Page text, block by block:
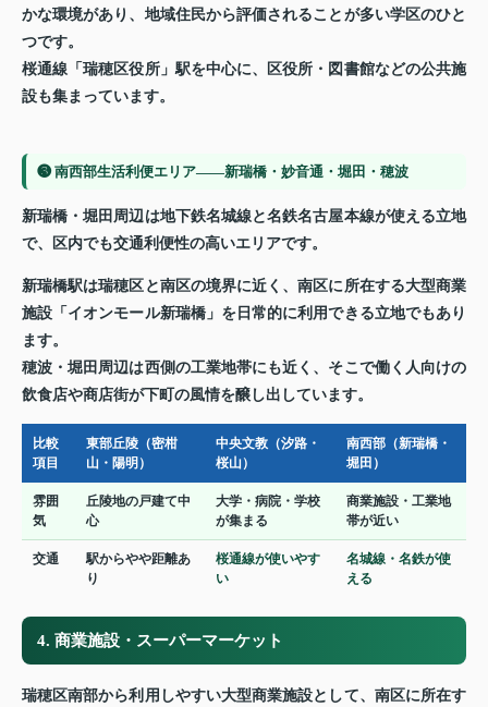
かな環境があり、地域住民から評価されることが多い学区のひと
つです。
桜通線「瑞穂区役所」駅を中心に、区役所・図書館などの公共施
設も集まっています。
❸ 南西部生活利便エリア——新瑞橋・妙音通・堀田・穂波
新瑞橋・堀田周辺は地下鉄名城線と名鉄名古屋本線が使える立地
で、区内でも交通利便性の高いエリアです。
新瑞橋駅は瑞穂区と南区の境界に近く、南区に所在する大型商業
施設「イオンモール新瑞橋」を日常的に利用できる立地でもあり
ます。
穂波・堀田周辺は西側の工業地帯にも近く、そこで働く人向けの
飲食店や商店街が下町の風情を醸し出しています。
比較
項目
東部丘陵（密柑
山・陽明）
中央文教（汐路・
桜山）
南西部（新瑞橋・
堀田）
雰囲
気
丘陵地の戸建て中
心
大学・病院・学校
が集まる
商業施設・工業地
帯が近い
交通
駅からやや距離あ
り
桜通線が使いやす
い
名城線・名鉄が使
える
4. 商業施設・スーパーマーケット
瑞穂区南部から利用しやすい大型商業施設として、南区に所在す